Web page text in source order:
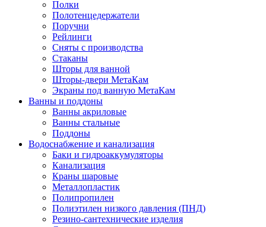
Полки
Полотенцедержатели
Поручни
Рейлинги
Сняты с производства
Стаканы
Шторы для ванной
Шторы-двери МетаКам
Экраны под ванную МетаКам
Ванны и поддоны
Ванны акриловые
Ванны стальные
Поддоны
Водоснабжение и канализация
Баки и гидроаккумуляторы
Канализация
Краны шаровые
Металлопластик
Полипропилен
Полиэтилен низкого давления (ПНД)
Резино-сантехнические изделия